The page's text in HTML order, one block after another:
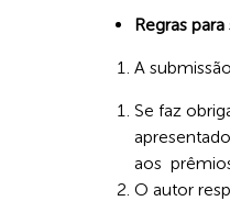
Regras
A
Se faz
aos
O autor